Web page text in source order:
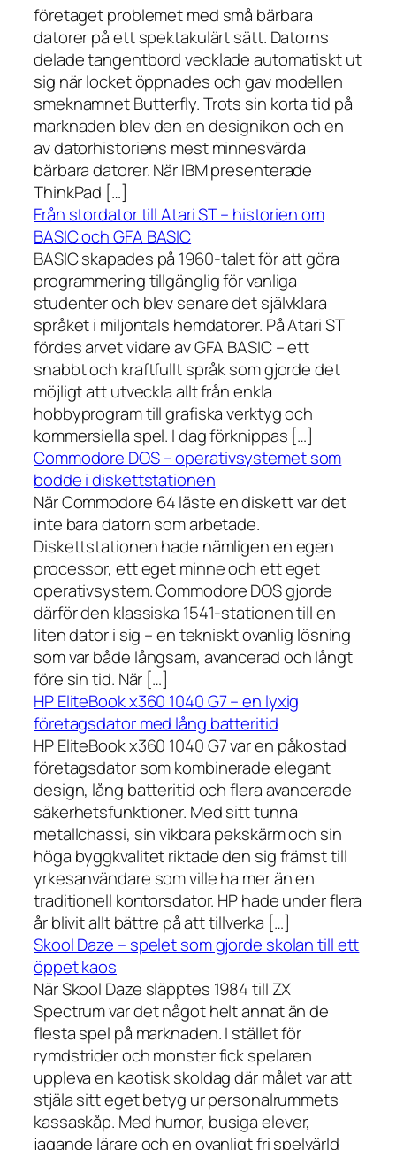
företaget problemet med små bärbara
datorer på ett spektakulärt sätt. Datorns
delade tangentbord vecklade automatiskt ut
sig när locket öppnades och gav modellen
smeknamnet Butterfly. Trots sin korta tid på
marknaden blev den en designikon och en
av datorhistoriens mest minnesvärda
bärbara datorer. När IBM presenterade
ThinkPad […]
Från stordator till Atari ST – historien om
BASIC och GFA BASIC
BASIC skapades på 1960-talet för att göra
programmering tillgänglig för vanliga
studenter och blev senare det självklara
språket i miljontals hemdatorer. På Atari ST
fördes arvet vidare av GFA BASIC – ett
snabbt och kraftfullt språk som gjorde det
möjligt att utveckla allt från enkla
hobbyprogram till grafiska verktyg och
kommersiella spel. I dag förknippas […]
Commodore DOS – operativsystemet som
bodde i diskettstationen
När Commodore 64 läste en diskett var det
inte bara datorn som arbetade.
Diskettstationen hade nämligen en egen
processor, ett eget minne och ett eget
operativsystem. Commodore DOS gjorde
därför den klassiska 1541-stationen till en
liten dator i sig – en tekniskt ovanlig lösning
som var både långsam, avancerad och långt
före sin tid. När […]
HP EliteBook x360 1040 G7 – en lyxig
företagsdator med lång batteritid
HP EliteBook x360 1040 G7 var en påkostad
företagsdator som kombinerade elegant
design, lång batteritid och flera avancerade
säkerhetsfunktioner. Med sitt tunna
metallchassi, sin vikbara pekskärm och sin
höga byggkvalitet riktade den sig främst till
yrkesanvändare som ville ha mer än en
traditionell kontorsdator. HP hade under flera
år blivit allt bättre på att tillverka […]
Skool Daze – spelet som gjorde skolan till ett
öppet kaos
När Skool Daze släpptes 1984 till ZX
Spectrum var det något helt annat än de
flesta spel på marknaden. I stället för
rymdstrider och monster fick spelaren
uppleva en kaotisk skoldag där målet var att
stjäla sitt eget betyg ur personalrummets
kassaskåp. Med humor, busiga elever,
jagande lärare och en ovanligt fri spelvärld